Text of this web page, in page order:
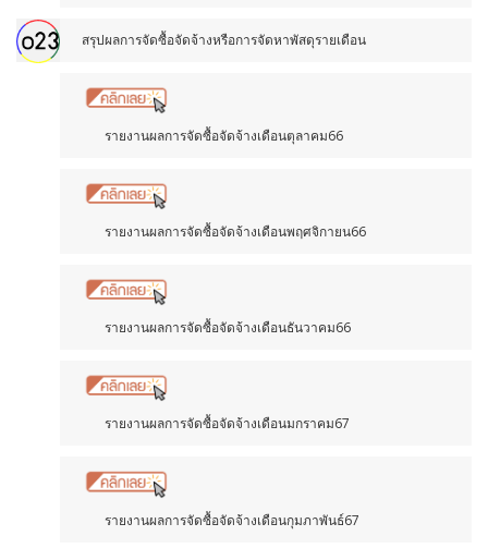
สรุปผลการจัดซื้อจัดจ้างหรือการจัดหาพัสดุรายเดือน
รายงานผลการจัดซื้อจัดจ้างเดือนตุลาคม66
รายงานผลการจัดซื้อจัดจ้างเดือนพฤศจิกายน66
รายงานผลการจัดซื้อจัดจ้างเดือนธันวาคม66
รายงานผลการจัดซื้อจัดจ้างเดือนมกราคม67
รายงานผลการจัดซื้อจัดจ้างเดือนกุมภาพันธ์67